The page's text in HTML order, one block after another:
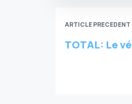
ARTICLE PRECEDENT
TOTAL: Le